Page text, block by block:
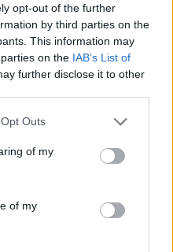
opt-out of the further
by third parties on the
This information may
on the IAB’s List of
further disclose it to other
uses one or more Google
You may click to
and its third-party tags to
purposes in below Google
Outs
of my
of my
andando nella
del sito o
La Maddalena